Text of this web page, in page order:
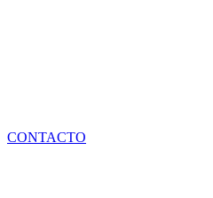
CONTACTO